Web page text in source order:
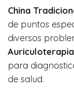
China
de puntos
diversos
Auriculoterapia
para
de salud.